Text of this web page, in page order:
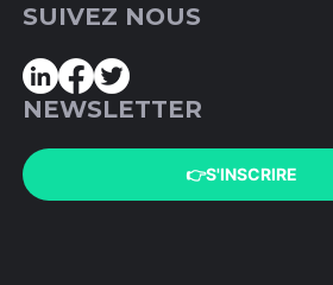
SUIVEZ NOUS
NEWSLETTER
👉S'INSCRIRE